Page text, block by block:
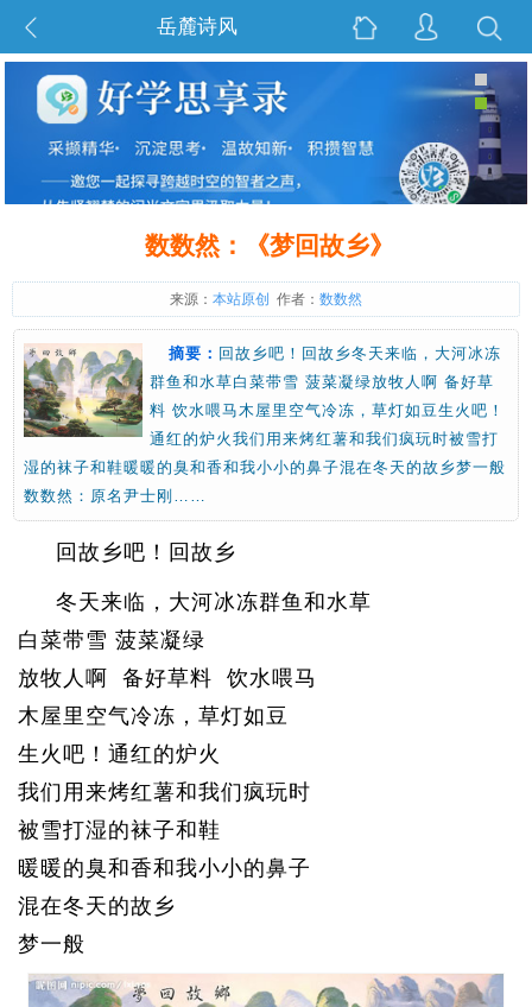
岳麓诗风
数数然：《梦回故乡》
来源： 本站原创 作者： 数数然
摘要： 回故乡吧！回故乡冬天来临，大河冰冻
群鱼和水草白菜带雪 菠菜凝绿放牧人啊 备好草
料 饮水喂马木屋里空气冷冻，草灯如豆生火吧！
通红的炉火我们用来烤红薯和我们疯玩时被雪打
湿的袜子和鞋暖暖的臭和香和我小小的鼻子混在冬天的故乡梦一般
数数然：原名尹士刚……
回故乡吧！回故乡
冬天来临，大河冰冻群鱼和水草
白菜带雪 菠菜凝绿
放牧人啊 备好草料 饮水喂马
木屋里空气冷冻，草灯如豆
生火吧！通红的炉火
我们用来烤红薯和我们疯玩时
被雪打湿的袜子和鞋
暖暖的臭和香和我小小的鼻子
混在冬天的故乡
梦一般